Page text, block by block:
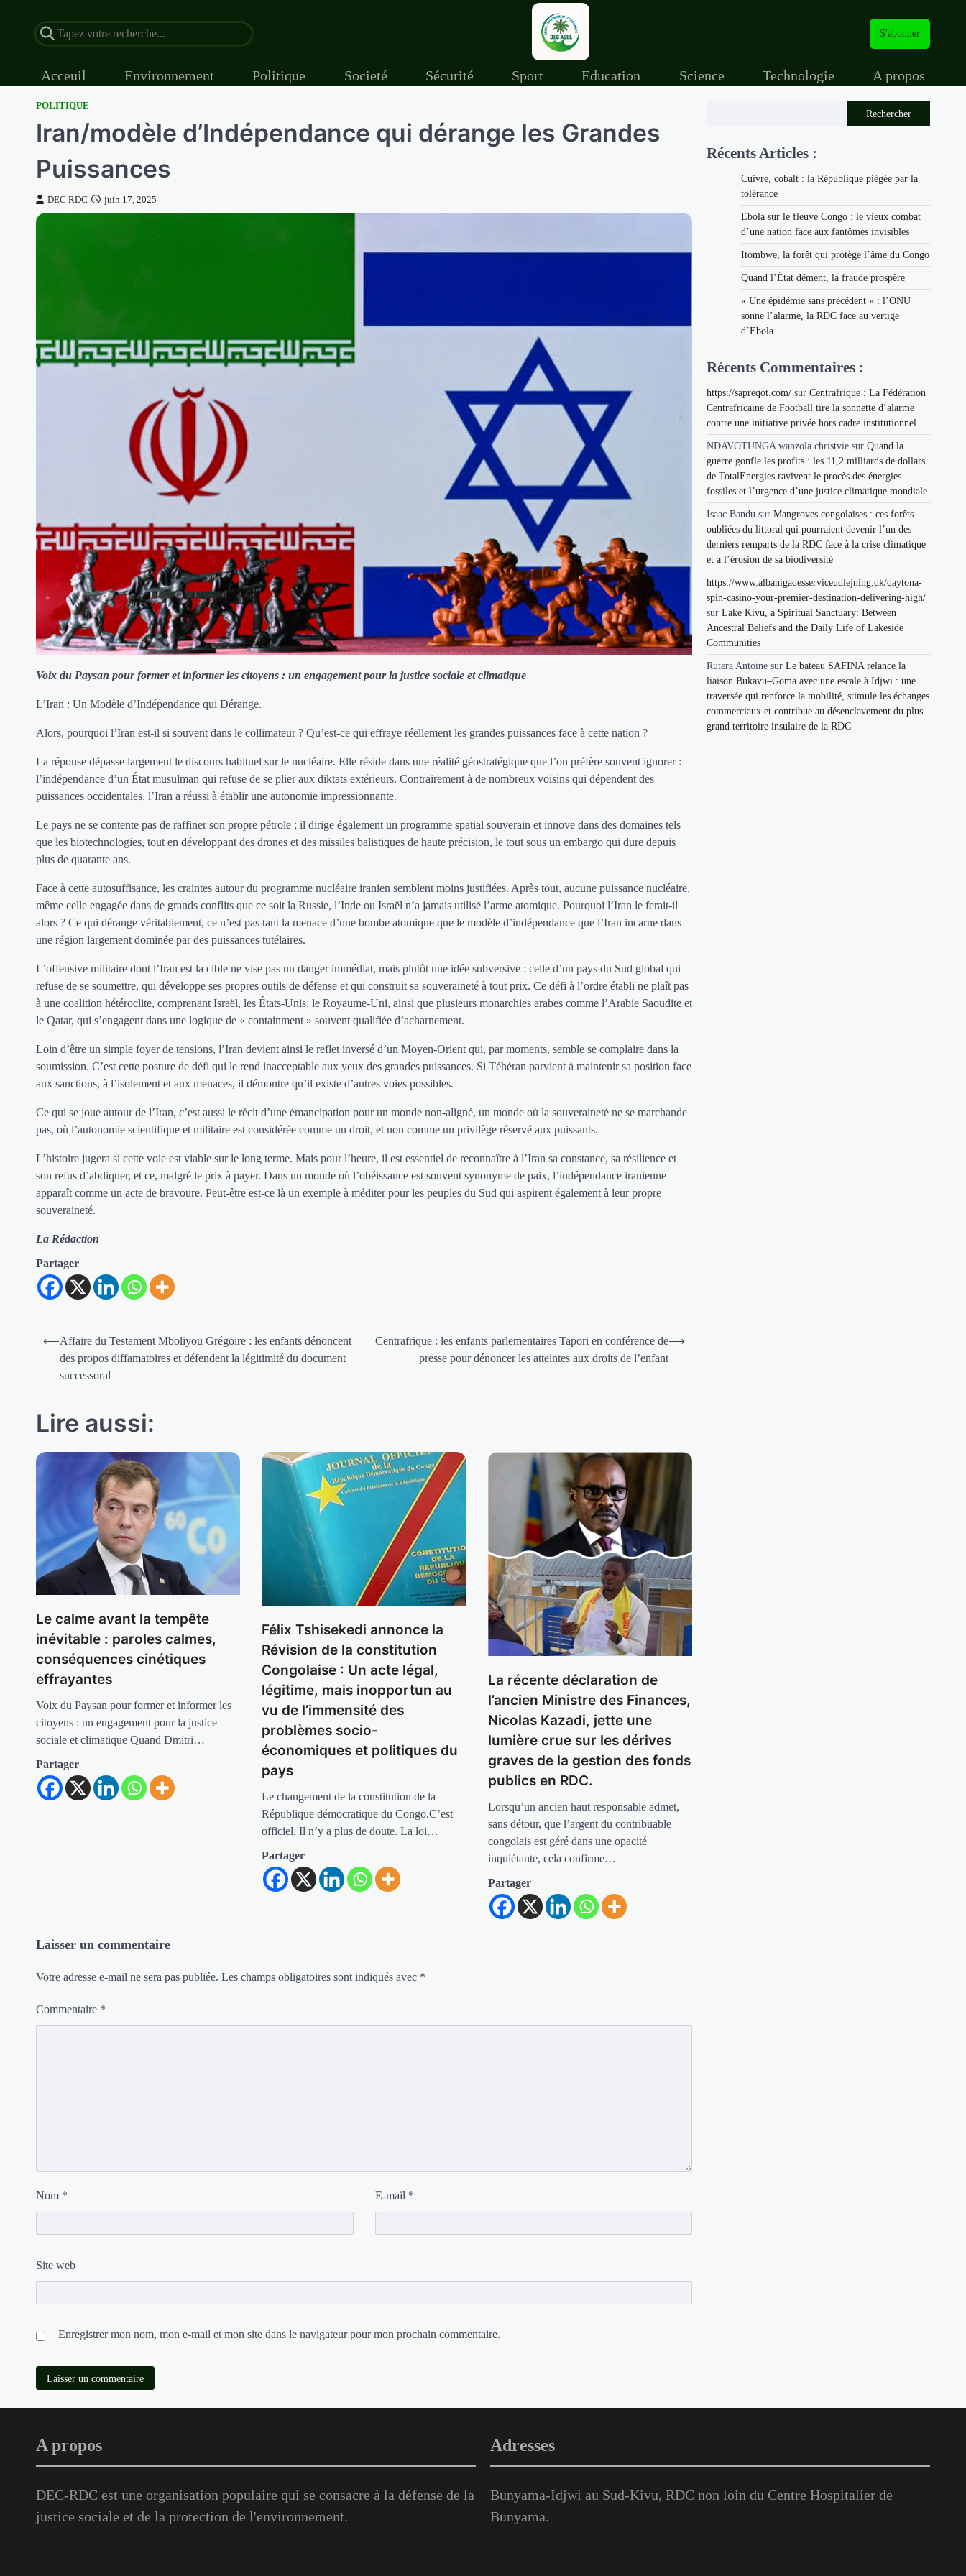
S'abonner
Acceuil Environnement Politique Societé Sécurité Sport Education Science Technologie A propos
POLITIQUE
Iran/modèle d’Indépendance qui dérange les Grandes
Puissances
DEC RDC juin 17, 2025
Voix du Paysan pour former et informer les citoyens : un engagement pour la justice sociale et climatique
L’Iran : Un Modèle d’Indépendance qui Dérange.
Alors, pourquoi l’Iran est-il si souvent dans le collimateur ? Qu’est-ce qui effraye réellement les grandes puissances face à cette nation ?
La réponse dépasse largement le discours habituel sur le nucléaire. Elle réside dans une réalité géostratégique que l’on préfère souvent ignorer :
l’indépendance d’un État musulman qui refuse de se plier aux diktats extérieurs. Contrairement à de nombreux voisins qui dépendent des
puissances occidentales, l’Iran a réussi à établir une autonomie impressionnante.
Le pays ne se contente pas de raffiner son propre pétrole ; il dirige également un programme spatial souverain et innove dans des domaines tels
que les biotechnologies, tout en développant des drones et des missiles balistiques de haute précision, le tout sous un embargo qui dure depuis
plus de quarante ans.
Face à cette autosuffisance, les craintes autour du programme nucléaire iranien semblent moins justifiées. Après tout, aucune puissance nucléaire,
même celle engagée dans de grands conflits que ce soit la Russie, l’Inde ou Israël n’a jamais utilisé l’arme atomique. Pourquoi l’Iran le ferait-il
alors ? Ce qui dérange véritablement, ce n’est pas tant la menace d’une bombe atomique que le modèle d’indépendance que l’Iran incarne dans
une région largement dominée par des puissances tutélaires.
L’offensive militaire dont l’Iran est la cible ne vise pas un danger immédiat, mais plutôt une idée subversive : celle d’un pays du Sud global qui
refuse de se soumettre, qui développe ses propres outils de défense et qui construit sa souveraineté à tout prix. Ce défi à l’ordre établi ne plaît pas
à une coalition hétéroclite, comprenant Israël, les États-Unis, le Royaume-Uni, ainsi que plusieurs monarchies arabes comme l’Arabie Saoudite et
le Qatar, qui s’engagent dans une logique de « containment » souvent qualifiée d’acharnement.
Loin d’être un simple foyer de tensions, l’Iran devient ainsi le reflet inversé d’un Moyen-Orient qui, par moments, semble se complaire dans la
soumission. C’est cette posture de défi qui le rend inacceptable aux yeux des grandes puissances. Si Téhéran parvient à maintenir sa position face
aux sanctions, à l’isolement et aux menaces, il démontre qu’il existe d’autres voies possibles.
Ce qui se joue autour de l’Iran, c’est aussi le récit d’une émancipation pour un monde non-aligné, un monde où la souveraineté ne se marchande
pas, où l’autonomie scientifique et militaire est considérée comme un droit, et non comme un privilège réservé aux puissants.
L’histoire jugera si cette voie est viable sur le long terme. Mais pour l’heure, il est essentiel de reconnaître à l’Iran sa constance, sa résilience et
son refus d’abdiquer, et ce, malgré le prix à payer. Dans un monde où l’obéissance est souvent synonyme de paix, l’indépendance iranienne
apparaît comme un acte de bravoure. Peut-être est-ce là un exemple à méditer pour les peuples du Sud qui aspirent également à leur propre
souveraineté.
La Rédaction
Partager
Navigation
l’article
⟵Affaire du Testament Mboliyou Grégoire : les enfants dénoncent
des propos diffamatoires et défendent la légitimité du document
successoral
Centrafrique : les enfants parlementaires Tapori en conférence de
presse pour dénoncer les atteintes aux droits de l’enfant
⟶
Lire aussi:
Le calme avant la tempête
inévitable : paroles calmes,
conséquences cinétiques
effrayantes
Voix du Paysan pour former et informer les
citoyens : un engagement pour la justice
sociale et climatique Quand Dmitri…
Partager
Félix Tshisekedi annonce la
Révision de la constitution
Congolaise : Un acte légal,
légitime, mais inopportun au
vu de l’immensité des
problèmes socio-
économiques et politiques du
pays
Le changement de la constitution de la
République démocratique du Congo.C’est
officiel. Il n’y a plus de doute. La loi…
Partager
La récente déclaration de
l’ancien Ministre des Finances,
Nicolas Kazadi, jette une
lumière crue sur les dérives
graves de la gestion des fonds
publics en RDC.
Lorsqu’un ancien haut responsable admet,
sans détour, que l’argent du contribuable
congolais est géré dans une opacité
inquiétante, cela confirme…
Partager
Laisser un commentaire
Votre adresse e-mail ne sera pas publiée. Les champs obligatoires sont indiqués avec *
Commentaire *
Nom * E-mail *
Site web
Enregistrer mon nom, mon e-mail et mon site dans le navigateur pour mon prochain commentaire.
Rechercher
Récents Articles :
Cuivre, cobalt : la République piégée par la
tolérance
Ebola sur le fleuve Congo : le vieux combat
d’une nation face aux fantômes invisibles
Itombwe, la forêt qui protège l’âme du Congo
Quand l’État dément, la fraude prospère
« Une épidémie sans précédent » : l’ONU
sonne l’alarme, la RDC face au vertige
d’Ebola
Récents Commentaires :
https://sapreqot.com/ sur Centrafrique : La Fédération
Centrafricaine de Football tire la sonnette d’alarme
contre une initiative privée hors cadre institutionnel
NDAVOTUNGA wanzola christvie sur Quand la
guerre gonfle les profits : les 11,2 milliards de dollars
de TotalEnergies ravivent le procès des énergies
fossiles et l’urgence d’une justice climatique mondiale
Isaac Bandu sur Mangroves congolaises : ces forêts
oubliées du littoral qui pourraient devenir l’un des
derniers remparts de la RDC face à la crise climatique
et à l’érosion de sa biodiversité
https://www.albanigadesserviceudlejning.dk/daytona-
spin-casino-your-premier-destination-delivering-high/
sur Lake Kivu, a Spiritual Sanctuary: Between
Ancestral Beliefs and the Daily Life of Lakeside
Communities
Rutera Antoine sur Le bateau SAFINA relance la
liaison Bukavu–Goma avec une escale à Idjwi : une
traversée qui renforce la mobilité, stimule les échanges
commerciaux et contribue au désenclavement du plus
grand territoire insulaire de la RDC
A propos
DEC-RDC est une organisation populaire qui se consacre à la défense de la
justice sociale et de la protection de l'environnement.
Adresses
Bunyama-Idjwi au Sud-Kivu, RDC non loin du Centre Hospitalier de
Bunyama.